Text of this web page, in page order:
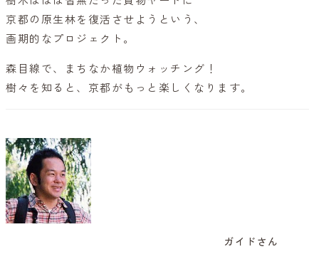
京都の原生林を復活させようという、
画期的なプロジェクト。
森目線で、まちなか植物ウォッチング！
樹々を知ると、京都がもっと楽しくなります。
ガイドさん